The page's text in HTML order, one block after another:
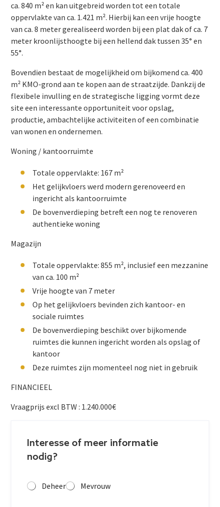
ca. 840 m² en kan uitgebreid worden tot een totale
oppervlakte van ca. 1.421 m². Hierbij kan een vrije hoogte
van ca. 8 meter gerealiseerd worden bij een plat dak of ca. 7
meter kroonlijsthoogte bij een hellend dak tussen 35° en
55°.
Bovendien bestaat de mogelijkheid om bijkomend ca. 400
m² KMO-grond aan te kopen aan de straatzijde. Dankzij de
flexibele invulling en de strategische ligging vormt deze
site een interessante opportuniteit voor opslag,
productie, ambachtelijke activiteiten of een combinatie
van wonen en ondernemen.
Woning / kantoorruimte
Totale oppervlakte: 167 m²
Het gelijkvloers werd modern gerenoveerd en
ingericht als kantoorruimte
De bovenverdieping betreft een nog te renoveren
authentieke woning
Magazijn
Totale oppervlakte: 855 m², inclusief een mezzanine
van ca. 100 m²
Vrije hoogte van 7 meter
Op het gelijkvloers bevinden zich kantoor- en
sociale ruimtes
De bovenverdieping beschikt over bijkomende
ruimtes die kunnen ingericht worden als opslag of
kantoor
Deze ruimtes zijn momenteel nog niet in gebruik
FINANCIEEL
Vraagprijs excl BTW : 1.240.000€
Interesse of meer informatie
nodig?
Deheer Mevrouw